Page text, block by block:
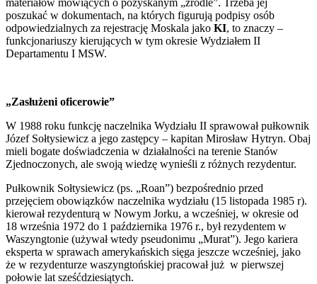
materiałów mówiących o pozyskanym „źródle”. Trzeba jej
poszukać w dokumentach, na których figurują podpisy osób
odpowiedzialnych za rejestrację Moskala jako KI, to znaczy –
funkcjonariuszy kierujących w tym okresie Wydziałem II
Departamentu I MSW.
„Zasłużeni oficerowie”
W 1988 roku funkcję naczelnika Wydziału II sprawował pułkownik
Józef Sołtysiewicz a jego zastępcy – kapitan Mirosław Hytryn. Obaj
mieli bogate doświadczenia w działalności na terenie Stanów
Zjednoczonych, ale swoją wiedzę wynieśli z różnych rezydentur.
Pułkownik Sołtysiewicz (ps. „Roan”) bezpośrednio przed
przejęciem obowiązków naczelnika wydziału (15 listopada 1985 r).
kierował rezydenturą w Nowym Jorku, a wcześniej, w okresie od
18 września 1972 do 1 października 1976 r., był rezydentem w
Waszyngtonie (używał wtedy pseudonimu „Murat”). Jego kariera
eksperta w sprawach amerykańskich sięga jeszcze wcześniej, jako
że w rezydenturze waszyngtońskiej pracował już w pierwszej
połowie lat sześćdziesiątych.